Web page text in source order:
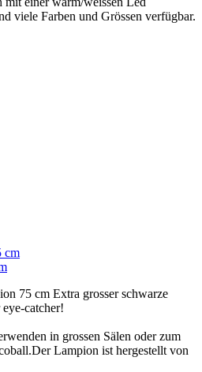
viele Farben und Grössen verfügbar.
75 cm Extra grosser schwarze
catcher!
in grossen Sälen oder zum
Lampion ist hergestellt von